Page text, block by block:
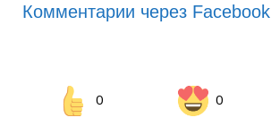
Комментарии через Facebook
0 0